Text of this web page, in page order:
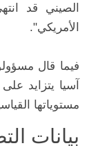
الصيني قد
الأمريكي".
فيما قال
آسيا يتزايد
مستوياتها
بيانات